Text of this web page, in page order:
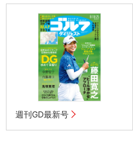
週刊GD最新号